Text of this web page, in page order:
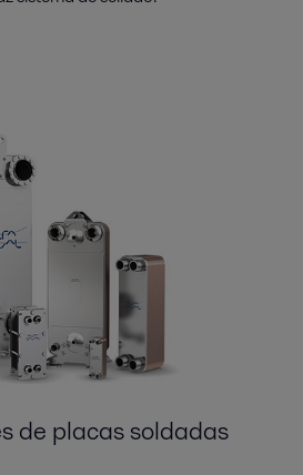
de placas soldadas